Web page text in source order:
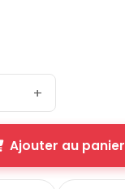
+
Ajouter au panier